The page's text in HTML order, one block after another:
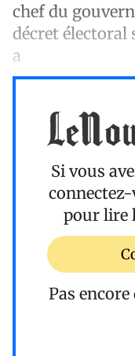
chef du
décret électoral
a
Si vous
pour lire
Pas